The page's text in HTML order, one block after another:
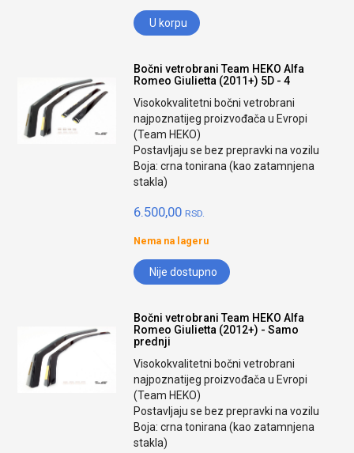
U korpu
Bočni vetrobrani Team HEKO Alfa
Romeo Giulietta (2011+) 5D - 4
Visokokvalitetni bočni vetrobrani
najpoznatijeg proizvođača u Evropi
(Team HEKO)
Postavljaju se bez prepravki na vozilu
Boja: crna tonirana (kao zatamnjena
stakla)
6.500,00 RSD.
Nema na lageru
Nije dostupno
Bočni vetrobrani Team HEKO Alfa
Romeo Giulietta (2012+) - Samo
prednji
Visokokvalitetni bočni vetrobrani
najpoznatijeg proizvođača u Evropi
(Team HEKO)
Postavljaju se bez prepravki na vozilu
Boja: crna tonirana (kao zatamnjena
stakla)